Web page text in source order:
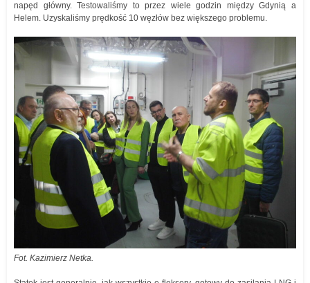
napęd główny. Testowaliśmy to przez wiele godzin między Gdynią a
Helem. Uzyskaliśmy prędkość 10 węzłów bez większego problemu.
Fot. Kazimierz Netka.